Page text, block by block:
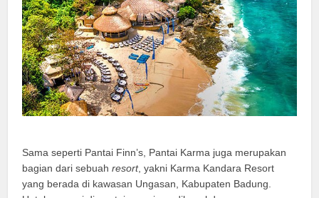
Sama seperti Pantai Finn’s, Pantai Karma juga merupakan
bagian dari sebuahresort, yakni Karma Kandara Resort
yang berada di kawasan Ungasan, Kabupaten Badung.